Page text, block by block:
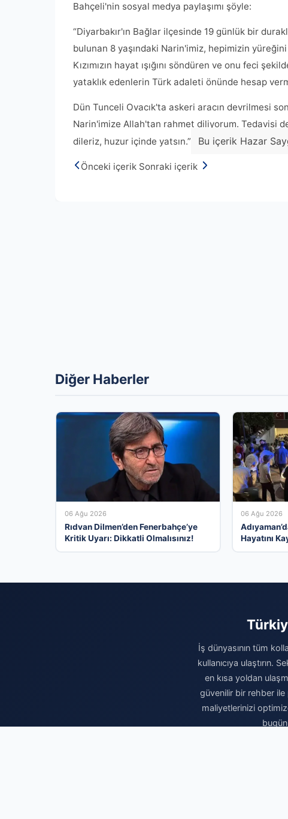
Bahçeli'nin sosyal medya paylaşımı şöyle:
“Diyarbakır'ın Bağlar ilçesinde 19 günlük bir
bulunan 8 yaşındaki Narin'imiz, hepimizin
Kızımızın hayat ışığını söndüren ve onu feci
yataklık edenlerin Türk adaleti önünde hesap
Dün Tunceli Ovacık'ta askeri aracın devrilmesi
Narin'imize Allah'tan rahmet diliyorum. Tedavisi
dileriz, huzur içinde yatsın.”
Bu içerik Hazar
Önceki içerik Sonraki içerik
Diğer Haberler
06 Ağu 2026
Rıdvan Dilmen’den Fenerbahçe’ye
Kritik Uyarı: Dikkatli Olmalısınız!
06 Ağu 2026
Hayatını
İş dünyasının tüm
kullanıcıya ulaştırın.
en kısa yoldan
güvenilir bir rehber ile
maliyetlerinizi